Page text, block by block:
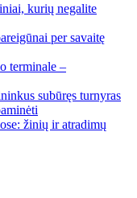
kurių negalite
per savaitę
terminale –
subūręs turnyras
žinių ir atradimų